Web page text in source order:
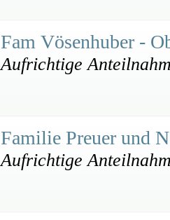
Fam Vösenhuber -
Aufrichtige
Familie Preuer und
Aufrichtige